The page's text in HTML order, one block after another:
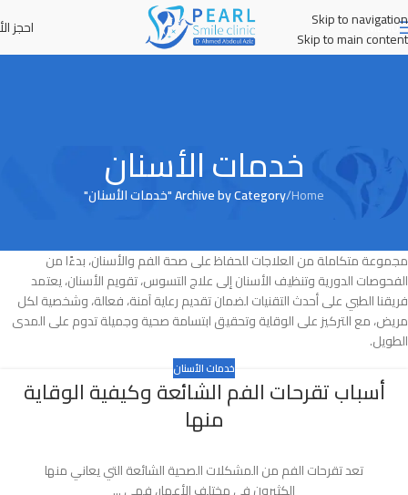
Skip to navigation
Skip to main content
MENU احجز
خدمات الأسنانHome
/Archive by Category "خدمات الأسنان"
مجموعة متكاملة من العلاجات للحفاظ على صحة الفم والأسنان، بدءًا من
الفحوصات الدورية وتنظيف الأسنان إلى علاج التسوس، تقويم الأسنان، يعتمد
فريقنا الطبي على أحدث التقنيات لضمان تقديم رعاية آمنة، فعالة، وشخصية لكل
مريض، مع التركيز على الوقاية وتحقيق ابتسامة صحية وجميلة تدوم على المدى
الطويل.
خدمات الأسنان
أسباب تقرحات الفم الشائعة وكيفية الوقاية
منها
تعد تقرحات الفم من المشكلات الصحية الشائعة التي يعاني منها